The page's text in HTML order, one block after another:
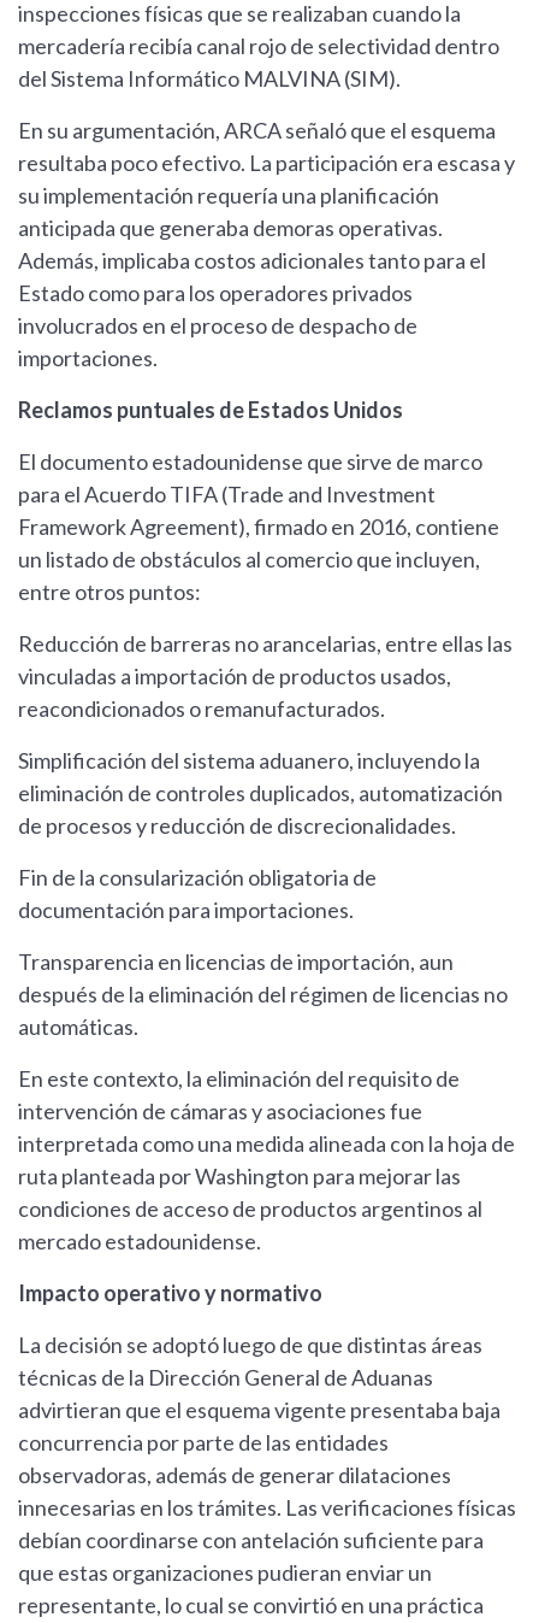
inspecciones físicas que se realizaban cuando la
mercadería recibía canal rojo de selectividad dentro
del Sistema Informático MALVINA (SIM).
En su argumentación, ARCA señaló que el esquema
resultaba poco efectivo. La participación era escasa y
su implementación requería una planificación
anticipada que generaba demoras operativas.
Además, implicaba costos adicionales tanto para el
Estado como para los operadores privados
involucrados en el proceso de despacho de
importaciones.
Reclamos puntuales de Estados Unidos
El documento estadounidense que sirve de marco
para el Acuerdo TIFA (Trade and Investment
Framework Agreement), firmado en 2016, contiene
un listado de obstáculos al comercio que incluyen,
entre otros puntos:
Reducción de barreras no arancelarias, entre ellas las
vinculadas a importación de productos usados,
reacondicionados o remanufacturados.
Simplificación del sistema aduanero, incluyendo la
eliminación de controles duplicados, automatización
de procesos y reducción de discrecionalidades.
Fin de la consularización obligatoria de
documentación para importaciones.
Transparencia en licencias de importación, aun
después de la eliminación del régimen de licencias no
automáticas.
En este contexto, la eliminación del requisito de
intervención de cámaras y asociaciones fue
interpretada como una medida alineada con la hoja de
ruta planteada por Washington para mejorar las
condiciones de acceso de productos argentinos al
mercado estadounidense.
Impacto operativo y normativo
La decisión se adoptó luego de que distintas áreas
técnicas de la Dirección General de Aduanas
advirtieran que el esquema vigente presentaba baja
concurrencia por parte de las entidades
observadoras, además de generar dilataciones
innecesarias en los trámites. Las verificaciones físicas
debían coordinarse con antelación suficiente para
que estas organizaciones pudieran enviar un
representante, lo cual se convirtió en una práctica